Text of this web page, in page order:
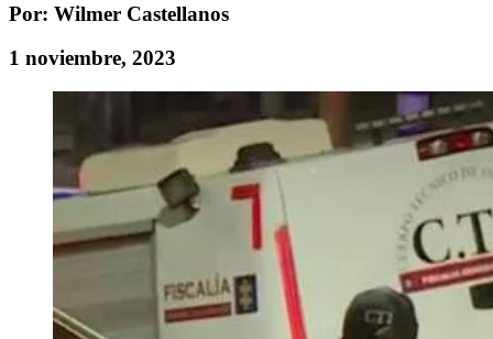
Por: Wilmer Castellanos
1 noviembre, 2023